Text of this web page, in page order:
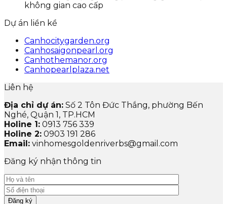
không gian cao cấp
Dự án liền kề
Canhocitygarden.org
Canhosaigonpearl.org
Canhothemanor.org
Canhopearlplaza.net
Liên hệ
Địa chỉ dự án: Số 2 Tôn Đức Thắng, phường Bến
Nghé, Quận 1, TP.HCM
Holine 1: 0913 756 339
Holine 2: 0903 191 286
Email: vinhomesgoldenriverbs@gmail.com
Đăng ký nhận thông tin